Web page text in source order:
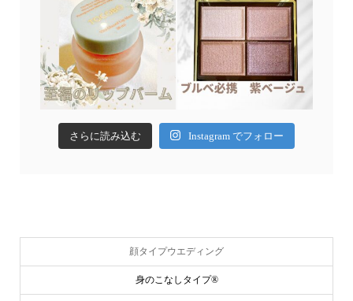
さらに読み込む Instagram でフォロー
顔タイプウエディング
身のこなしタイプ®